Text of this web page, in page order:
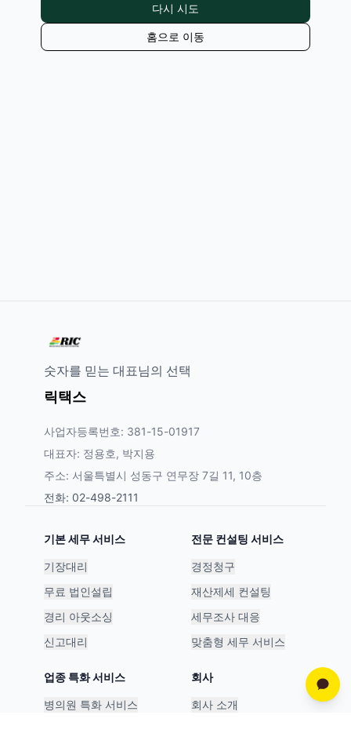
다시 시도
홈으로 이동
숫자를 믿는 대표님의 선택
릭택스
사업자등록번호: 381-15-01917
대표자: 정용호, 박지용
주소: 서울특별시 성동구 연무장 7길 11, 10층
전화: 02-498-2111
기본 세무 서비스
기장대리
무료 법인설립
경리 아웃소싱
신고대리
전문 컨설팅 서비스
경정청구
재산제세 컨설팅
세무조사 대응
맞춤형 세무 서비스
업종 특화 서비스
병의원 특화 서비스
회사
회사 소개